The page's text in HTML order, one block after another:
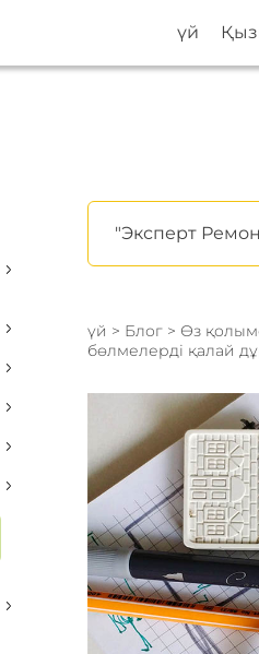
үй
"Эксперт
үй > Блог> Өз
бөлмелерді қалай